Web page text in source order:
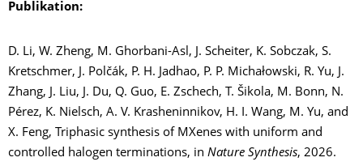
Publikation:
D. Li, W. Zheng, M. Ghorbani-Asl, J. Scheiter, K. Sobczak, S.
Kretschmer, J. Polčák, P. H. Jadhao, P. P. Michałowski, R. Yu, J.
Zhang, J. Liu, J. Du, Q. Guo, E. Zschech, T. Šikola, M. Bonn, N.
Pérez, K. Nielsch, A. V. Krasheninnikov, H. I. Wang, M. Yu, and
X. Feng, Triphasic synthesis of MXenes with uniform and
controlled halogen terminations, in Nature Synthesis, 2026.